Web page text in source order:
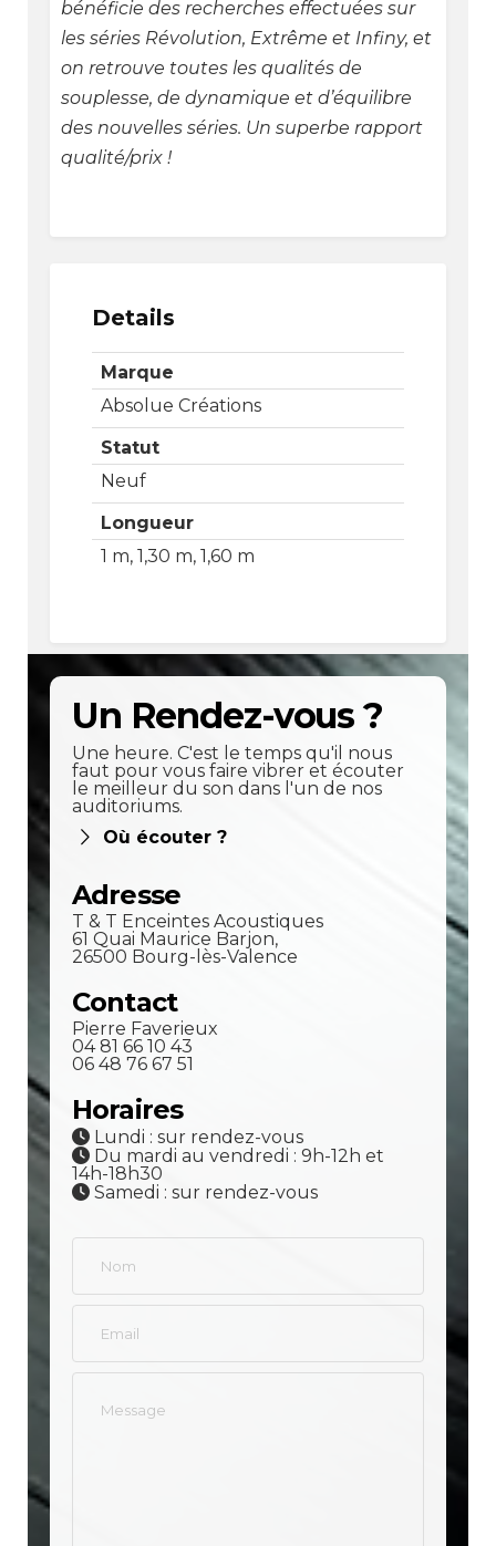
bénéficie des recherches effectuées sur
les séries Révolution, Extrême et Infiny, et
on retrouve toutes les qualités de
souplesse, de dynamique et d’équilibre
des nouvelles séries. Un superbe rapport
qualité/prix !
Details
Marque
Absolue Créations
Statut
Neuf
Longueur
1 m, 1,30 m, 1,60 m
Un Rendez-vous ?
Une heure. C'est le temps qu'il nous
faut pour vous faire vibrer et écouter
le meilleur du son dans l'un de nos
auditoriums.
Où écouter ?
Adresse
T & T Enceintes Acoustiques
61 Quai Maurice Barjon,
26500 Bourg-lès-Valence
Contact
Pierre Faverieux
04 81 66 10 43
06 48 76 67 51
Horaires
Lundi : sur rendez-vous
Du mardi au vendredi : 9h-12h et
14h-18h30
Samedi : sur rendez-vous